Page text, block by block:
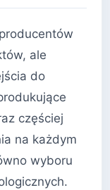
ale
do
częściej
na każdym
wyboru